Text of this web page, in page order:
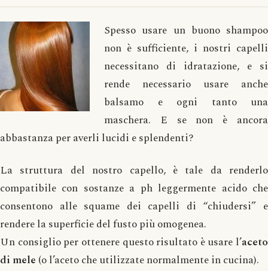
Spesso usare un buono shampoo
non è sufficiente, i nostri capelli
necessitano di idratazione, e si
rende necessario usare anche
balsamo e ogni tanto una
maschera. E se non è ancora
abbastanza per averli lucidi e splendenti?
La struttura del nostro capello, è tale da renderlo
compatibile con sostanze a ph leggermente acido che
consentono alle squame dei capelli di “chiudersi” e
rendere la superficie del fusto più omogenea.
Un consiglio per ottenere questo risultato è usare l’aceto
di mele (o l’aceto che utilizzate normalmente in cucina).